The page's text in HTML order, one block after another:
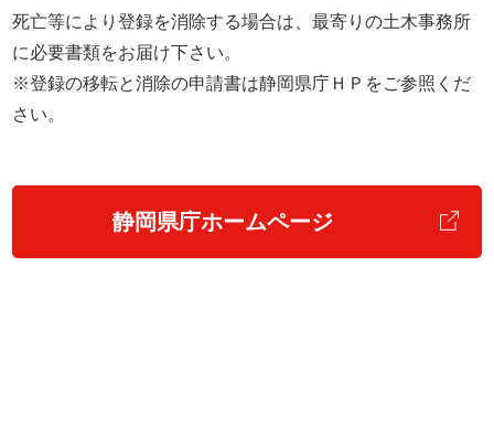
死亡等により登録を消除する場合は、最寄りの土木事務所
に必要書類をお届け下さい。
※登録の移転と消除の申請書は静岡県庁ＨＰをご参照くだ
さい。
静岡県庁ホームページ